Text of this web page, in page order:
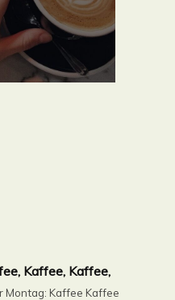
Kaffee, Kaffee,
Montag: Kaffee Kaffee